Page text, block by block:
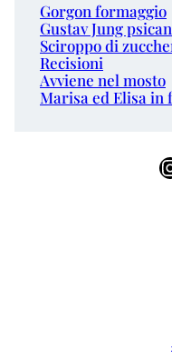
Gorgon formaggio
Gustav Jung
Sciroppo di
Recisioni
Avviene nel mosto
Marisa ed Elisa in